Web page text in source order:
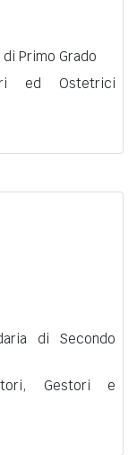
Primo Grado
ed Ostetrici
di Secondo
Gestori e